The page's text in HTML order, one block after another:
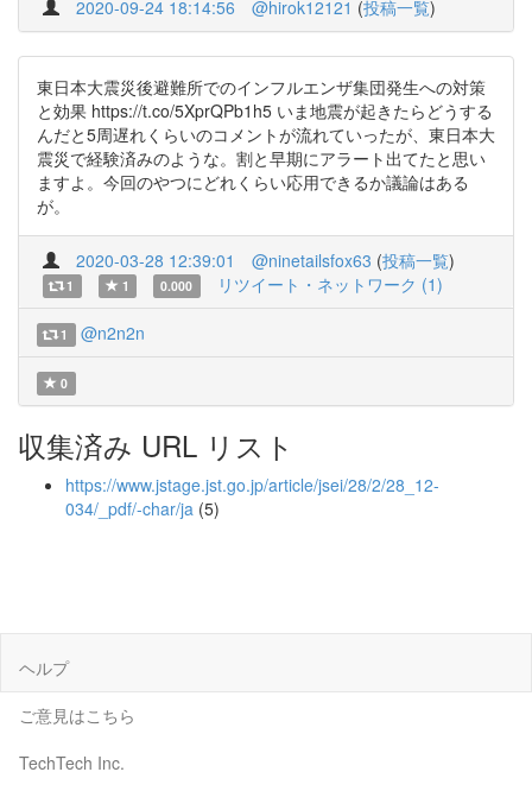
2020-09-24 18:14:56 @hirok12121 (投稿一覧)
東日本大震災後避難所でのインフルエンザ集団発生への対策
と効果 https://t.co/5XprQPb1h5 いま地震が起きたらどうする
んだと5周遅れくらいのコメントが流れていったが、東日本大
震災で経験済みのような。割と早期にアラート出てたと思い
ますよ。今回のやつにどれくらい応用できるか議論はある
が。
2020-03-28 12:39:01 @ninetailsfox63 (投稿一覧)
1 1 0.000 リツイート・ネットワーク (1)
1 @n2n2n
0
収集済み URL リスト
https://www.jstage.jst.go.jp/article/jsei/28/2/28_12-
034/_pdf/-char/ja (5)
ヘルプ
ご意見はこちら
TechTech Inc.